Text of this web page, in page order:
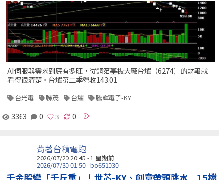
AI伺服器需求到底有多旺，從銅箔基板大廠台燿（6274）的財報就
看得很清楚。台燿第二季營收143.01
台光電 聯茂 台燿 騰輝電子-KY
3363 0 0
背著台積電跑
2026/07/29 20:45 - 1 星期前
2026/07/30 01:50 - bo651030
千金股變「千斤重」！世芯-KY、創意帶頭跳水 15檔